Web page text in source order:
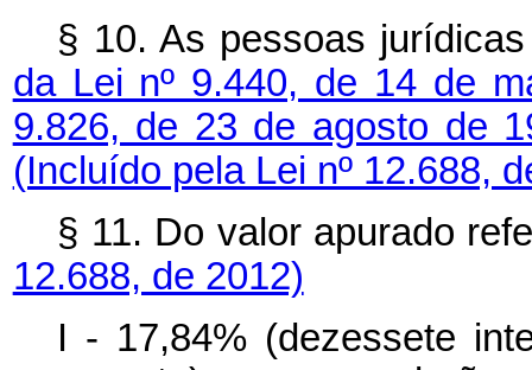
§ 10. As pessoas
da Lei nº 9.440, de 14 de
9.826, de 23 de agosto de
(Incluído pela Lei nº 12.688,
§ 11. Do valor apurado
12.688, de 2012)
I - 17,84% (dezessete